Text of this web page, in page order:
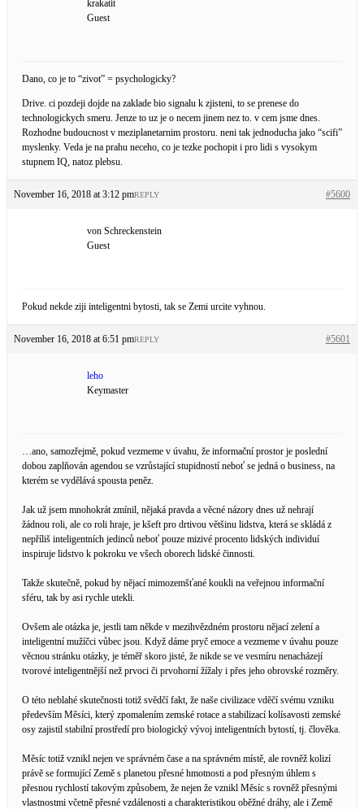
krakatit
Guest
Dano, co je to “zivot” = psychologicky?
Drive. ci pozdeji dojde na zaklade bio signalu k zjisteni, to se prenese do
technologickych smeru. Jenze to uz je o necem jinem nez to. v cem jsme dnes.
Rozhodne budoucnost v meziplanetarnim prostoru. neni tak jednoducha jako “scifi”
myslenky. Veda je na prahu neceho, co je tezke pochopit i pro lidi s vysokym
stupnem IQ, natoz plebsu.
November 16, 2018 at 3:12 pm #5600
REPLY
von Schreckenstein
Guest
Pokud nekde ziji inteligentni bytosti, tak se Zemi urcite vyhnou.
November 16, 2018 at 6:51 pm #5601
REPLY
leho
Keymaster
…ano, samozřejmě, pokud vezmeme v úvahu, že informační prostor je poslední
dobou zaplňován agendou se vzrůstající stupidností neboť se jedná o business, na
kterém se vydělává spousta peněz.
Jak už jsem mnohokrát zmínil, nějaká pravda a věcné názory dnes už nehrají
žádnou roli, ale co roli hraje, je kšeft pro drtivou většinu lidstva, která se skládá z
nepříliš inteligentních jedinců neboť pouze mizivé procento lidských individuí
inspiruje lidstvo k pokroku ve všech oborech lidské činnosti.
Takže skutečně, pokud by nějací mimozemšťané koukli na veřejnou informační
sféru, tak by asi rychle utekli.
Ovšem ale otázka je, jestli tam někde v mezihvězdném prostoru nějací zelení a
inteligentní mužíčci vůbec jsou. Když dáme pryč emoce a vezmeme v úvahu pouze
věcnou stránku otázky, je téměř skoro jisté, že nikde se ve vesmíru nenacházejí
tvorové inteligentnější než prvoci či prvohorní žížaly i přes jeho obrovské rozměry.
O této neblahé skutečnosti totiž svědčí fakt, že naše civilizace vděčí svému vzniku
především Měsíci, který zpomalením zemské rotace a stabilizací kolísavosti zemské
osy zajistil stabilní prostředí pro biologický vývoj inteligentních bytostí, tj. člověka.
Měsíc totiž vznikl nejen ve správném čase a na správném místě, ale rovněž kolizí
právě se formující Země s planetou přesné hmotnosti a pod přesným úhlem s
přesnou rychlostí takovým způsobem, že nejen že vznikl Měsíc s rovněž přesnými
vlastnostmi včetně přesné vzdálenosti a charakteristikou oběžné dráhy, ale i Země